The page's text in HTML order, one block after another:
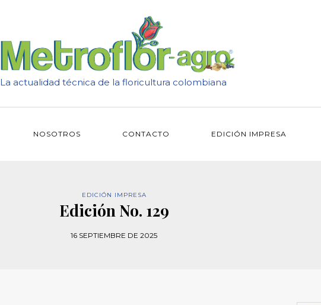
La actualidad técnica de la floricultura colombiana
NOSOTROS CONTACTO EDICIÓN IMPRESA
EDICIÓN IMPRESA
Edición No. 129
16 SEPTIEMBRE DE 2025